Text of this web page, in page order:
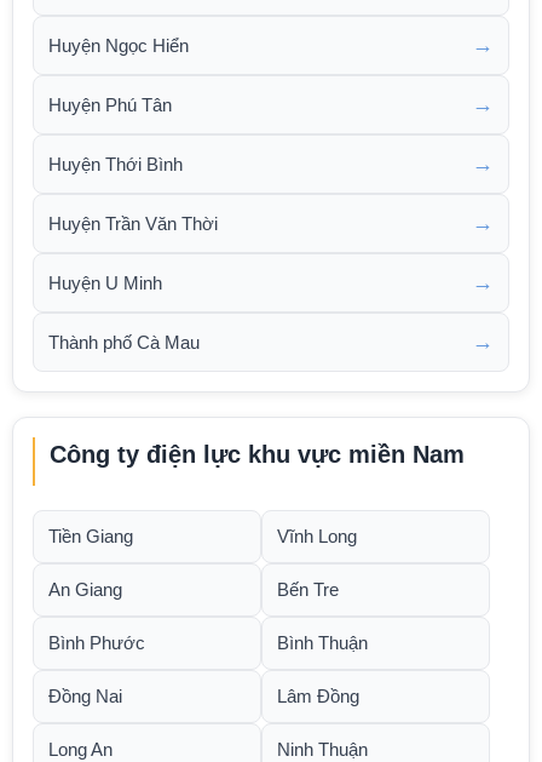
Huyện Ngọc Hiển →
Huyện Phú Tân →
Huyện Thới Bình →
Huyện Trần Văn Thời →
Huyện U Minh →
Thành phố Cà Mau →
Công ty điện lực khu vực miền Nam
Tiền Giang Vĩnh Long
An Giang Bến Tre
Bình Phước Bình Thuận
Đồng Nai Lâm Đồng
Long An Ninh Thuận